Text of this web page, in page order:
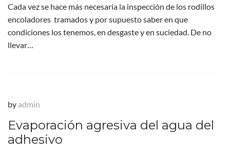
Cada vez se hace más necesaria la inspección de los rodillos
encoladores tramados y por supuesto saber en que
condiciones los tenemos, en desgaste y en suciedad. De no
llevar…
by admin
Evaporación agresiva del agua del
adhesivo